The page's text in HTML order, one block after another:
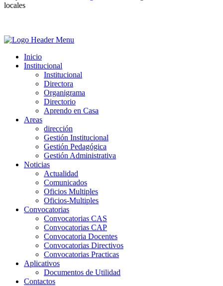
locales
Inicio
Institucional
Institucional
Directora
Organigrama
Directorio
Aprendo en Casa
Areas
dirección
Gestión Institucional
Gestión Pedagógica
Gestión Administrativa
Noticias
Actualidad
Comunicados
Oficios Multiples
Oficios-Multiples
Convocatorias
Convocatorias CAS
Convocatorias CAP
Convocatoria Docentes
Convocatorias Directivos
Convocatorias Practicas
Aplicativos
Documentos de Utilidad
Contactos